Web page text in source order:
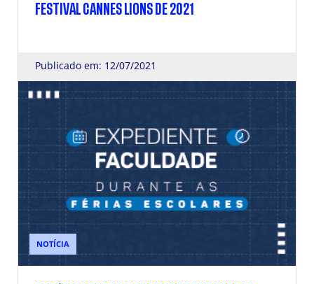
FESTIVAL CANNES LIONS DE 2021
Publicado em: 12/07/2021
NOTÍCIA